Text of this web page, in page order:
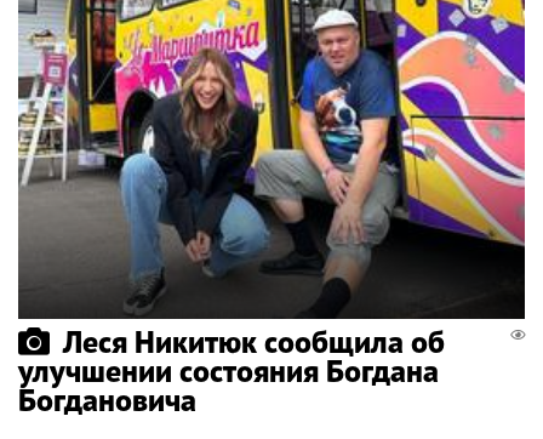
Леся Никитюк сообщила об
улучшении состояния Богдана
Богдановича